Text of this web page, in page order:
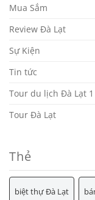
Mua Sắm
Review Đà Lạt
Sự Kiện
Tin tức
Tour du lịch Đà Lạt
Tour Đà Lạt
Thẻ
biệt thự Đà Lạt